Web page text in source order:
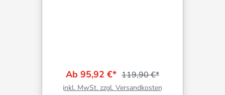
Ab 95,92 €* 119,90 €*
inkl. MwSt. zzgl. Versandkosten